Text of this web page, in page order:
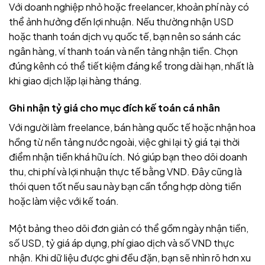
Với doanh nghiệp nhỏ hoặc freelancer, khoản phí này có
thể ảnh hưởng đến lợi nhuận. Nếu thường nhận USD
hoặc thanh toán dịch vụ quốc tế, bạn nên so sánh các
ngân hàng, ví thanh toán và nền tảng nhận tiền. Chọn
đúng kênh có thể tiết kiệm đáng kể trong dài hạn, nhất là
khi giao dịch lặp lại hàng tháng.
Ghi nhận tỷ giá cho mục đích kế toán cá nhân
Với người làm freelance, bán hàng quốc tế hoặc nhận hoa
hồng từ nền tảng nước ngoài, việc ghi lại tỷ giá tại thời
điểm nhận tiền khá hữu ích. Nó giúp bạn theo dõi doanh
thu, chi phí và lợi nhuận thực tế bằng VND. Đây cũng là
thói quen tốt nếu sau này bạn cần tổng hợp dòng tiền
hoặc làm việc với kế toán.
Một bảng theo dõi đơn giản có thể gồm ngày nhận tiền,
số USD, tỷ giá áp dụng, phí giao dịch và số VND thực
nhận. Khi dữ liệu được ghi đều đặn, bạn sẽ nhìn rõ hơn xu